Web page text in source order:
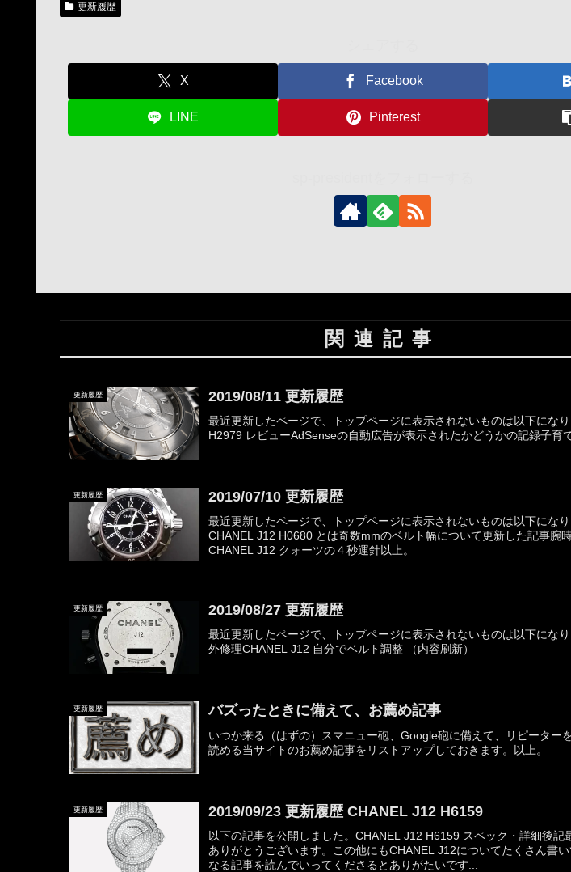
更新履歴
X Facebook
LINE Pinterest
関連記事
更新履歴 2019/08/11 更新履歴
最近更新したページで、トップページに表示されないものは以下にな
H2979 レビューAdSenseの自動広告が表示されたかどうかの記録子育
更新履歴 2019/07/10 更新履歴
最近更新したページで、トップページに表示されないものは以下にな
CHANEL J12 H0680 とは奇数mmのベルト幅について更新した記事腕
CHANEL J12 クォーツの４秒運針以上。
更新履歴 2019/08/27 更新履歴
最近更新したページで、トップページに表示されないものは以下にな
外修理CHANEL J12 自分でベルト調整 （内容刷新）
更新履歴 バズったときに備えて、お薦め記事
いつか来る（はずの）スマニュー砲、Google砲に備えて、リピーター
読める当サイトのお薦め記事をリストアップしておきます。以上。
更新履歴 2019/09/23 更新履歴 CHANEL J12 H6159
以下の記事を公開しました。CHANEL J12 H6159 スペック・詳細後記
ありがとうございます。この他にもCHANEL J12についてたくさん書
なる記事を読んでいってくださるとありがたいです...